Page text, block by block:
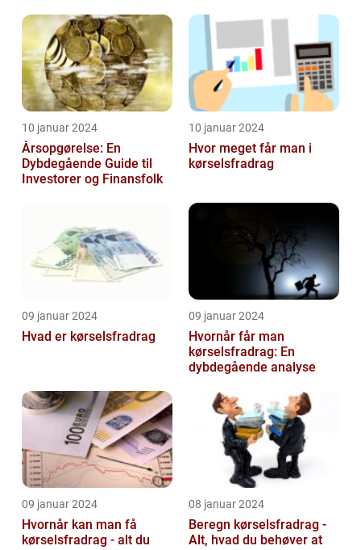
tiden
10 januar 2024
Årsopgørelse: En
Dybdegående Guide til
Investorer og Finansfolk
10 januar 2024
Hvor meget får man i
kørselsfradrag
09 januar 2024
Hvad er kørselsfradrag
09 januar 2024
Hvornår får man
kørselsfradrag: En
dybdegående analyse
09 januar 2024
Hvornår kan man få
kørselsfradrag - alt du
08 januar 2024
Beregn kørselsfradrag -
Alt, hvad du behøver at